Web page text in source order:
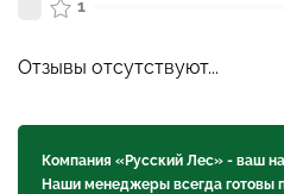
1
Отзывы отсутствуют...
Компания «Русский Лес» - ваш
Наши менеджеры всегда готовы